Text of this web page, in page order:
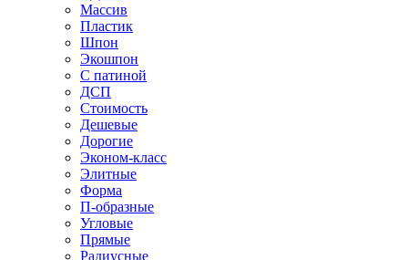
Массив
Пластик
Шпон
Экошпон
С патиной
ДСП
Стоимость
Дешевые
Дорогие
Эконом-класс
Элитные
Форма
П-образные
Угловые
Прямые
Радиусные